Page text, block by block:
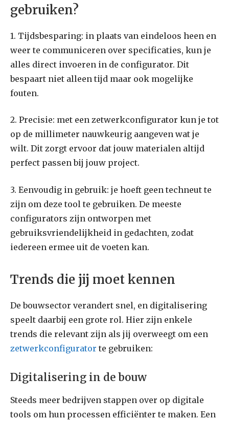
gebruiken?
1. Tijdsbesparing: in plaats van eindeloos heen en
weer te communiceren over specificaties, kun je
alles direct invoeren in de configurator. Dit
bespaart niet alleen tijd maar ook mogelijke
fouten.
2. Precisie: met een zetwerkconfigurator kun je tot
op de millimeter nauwkeurig aangeven wat je
wilt. Dit zorgt ervoor dat jouw materialen altijd
perfect passen bij jouw project.
3. Eenvoudig in gebruik: je hoeft geen techneut te
zijn om deze tool te gebruiken. De meeste
configurators zijn ontworpen met
gebruiksvriendelijkheid in gedachten, zodat
iedereen ermee uit de voeten kan.
Trends die jij moet kennen
De bouwsector verandert snel, en digitalisering
speelt daarbij een grote rol. Hier zijn enkele
trends die relevant zijn als jij overweegt om een
zetwerkconfigurator te gebruiken:
Digitalisering in de bouw
Steeds meer bedrijven stappen over op digitale
tools om hun processen efficiënter te maken. Een